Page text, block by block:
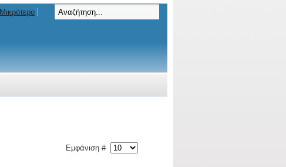
Μικρότερο
Εμφάνιση #